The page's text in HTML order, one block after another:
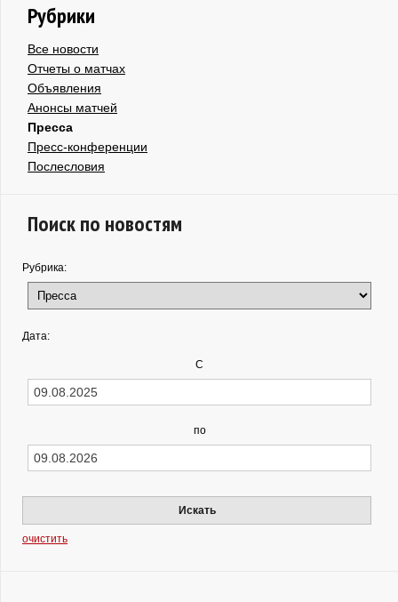
Рубрики
Все новости
Отчеты о матчах
Объявления
Анонсы матчей
Пресса
Пресс-конференции
Послесловия
Поиск по новостям
Рубрика:
Дата:
С
по
Искать
очистить